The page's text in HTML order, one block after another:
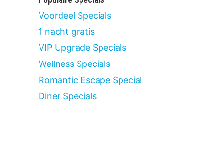
Voordeel Specials
1 nacht gratis
VIP Upgrade Specials
Wellness Specials
Romantic Escape Special
Diner Specials